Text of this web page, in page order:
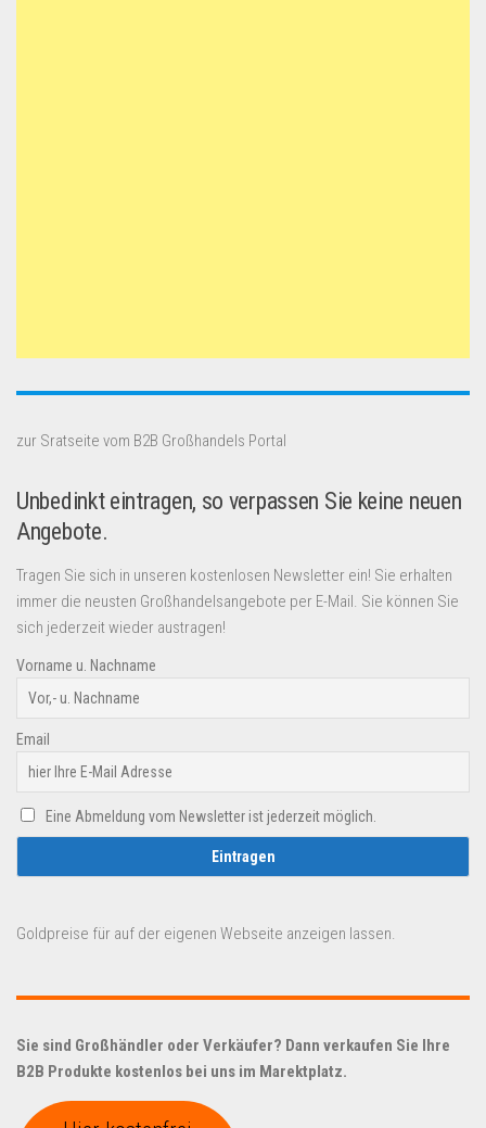
zur Sratseite vom B2B Großhandels Portal
Unbedinkt eintragen, so verpassen Sie keine neuen
Angebote.
Tragen Sie sich in unseren kostenlosen Newsletter ein! Sie erhalten
immer die neusten Großhandelsangebote per E-Mail. Sie können Sie
sich jederzeit wieder austragen!
Vorname u. Nachname
Email
Eine Abmeldung vom Newsletter ist jederzeit möglich.
Goldpreise für auf der eigenen Webseite anzeigen lassen.
Sie sind Großhändler oder Verkäufer? Dann verkaufen Sie Ihre
B2B Produkte kostenlos bei uns im Marektplatz.